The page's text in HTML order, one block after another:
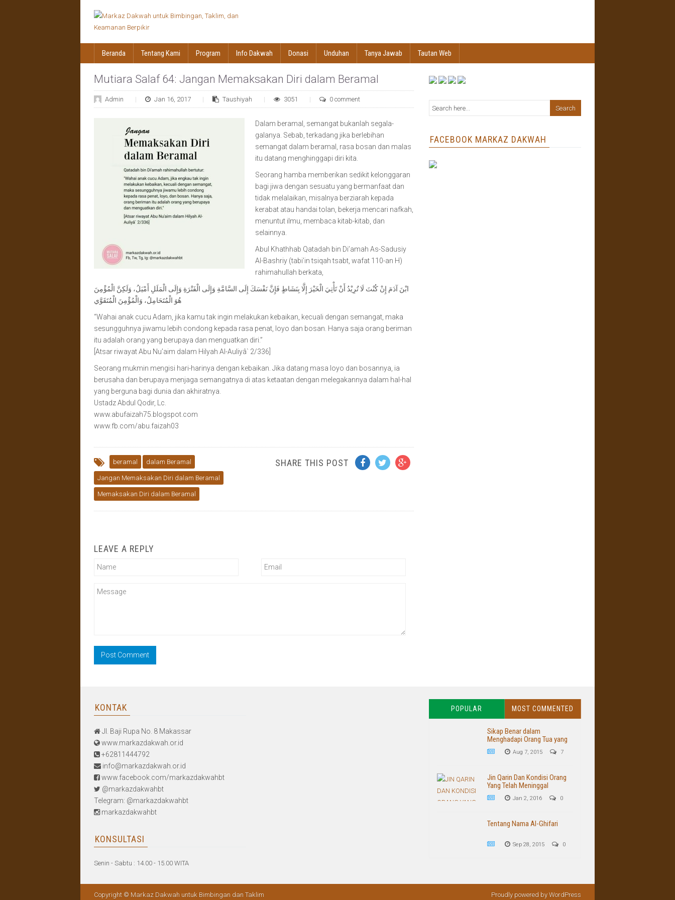
Beranda Tentang Kami Program Info Dakwah Donasi Unduhan Tanya Jawab Tautan Web
Mutiara Salaf 64: Jangan Memaksakan Diri dalam Beramal
Admin Jan 16, 2017 Taushiyah 3051 0 comment
Dalam beramal, semangat bukanlah segala-
galanya. Sebab, terkadang jika berlebihan
semangat dalam beramal, rasa bosan dan malas
itu datang menghinggapi diri kita.
Seorang hamba memberikan sedikit kelonggaran
bagi jiwa dengan sesuatu yang bermanfaat dan
tidak melalaikan, misalnya berziarah kepada
kerabat atau handai tolan, bekerja mencari nafkah,
menuntut ilmu, membaca kitab-kitab, dan
selainnya.
Abul Khathhab Qatadah bin Di’amah As-Sadusiy
Al-Bashriy (tabi’in tsiqah tsabt, wafat 110-an H)
rahimahullah berkata,
ابْنَ آدَمَ إِنْ كُنْتَ لَا تُرِيْدُ أَنْ تَأْتِيَ الْخَيْرَ إِلَّا بِنَشَاطٍ فَإِنَّ نَفْسَكَ إِلَى السَّامَّةِ وَإِلَى الْفَتْرَةِ وَإِلَى الْمَلَلِ أَمْيَلُ، وَلَكِنَّ الْمُؤْمِنَ
هُوَ الْمُتَحَامِلُ، وَالْمُؤْمِنَ الْمُتَقَوَّي
“Wahai anak cucu Adam, jika kamu tak ingin melakukan kebaikan, kecuali dengan semangat, maka
sesungguhnya jiwamu lebih condong kepada rasa penat, loyo dan bosan. Hanya saja orang beriman
itu adalah orang yang berupaya dan menguatkan diri.”
[Atsar riwayat Abu Nu’aim dalam Hilyah Al-Auliyâ` 2/336]
Seorang mukmin mengisi hari-harinya dengan kebaikan. Jika datang masa loyo dan bosannya, ia
berusaha dan berupaya menjaga semangatnya di atas ketaatan dengan melegakannya dalam hal-hal
yang berguna bagi dunia dan akhiratnya.
Ustadz Abdul Qodir, Lc.
www.abufaizah75.blogspot.com
www.fb.com/abu.faizah03
beramal dalam Beramal
Jangan Memaksakan Diri dalam Beramal
Memaksakan Diri dalam Beramal
SHARE THIS POST
LEAVE A REPLY
FACEBOOK MARKAZ DAKWAH
KONTAK
Jl. Baji Rupa No. 8 Makassar
www.markazdakwah.or.id
+62811444792
info@markazdakwah.or.id
www.facebook.com/markazdakwahbt
@markazdakwahbt
Telegram: @markazdakwahbt
markazdakwahbt
KONSULTASI
Senin - Sabtu : 14.00 - 15.00 WITA
POPULAR MOST COMMENTED
Sikap Benar dalam
Menghadapi Orang Tua yang
Buruk dan Kasar
Aug 7, 2015 7
Jin Qarin Dan Kondisi Orang
Yang Telah Meninggal
Jan 2, 2016 0
Tentang Nama Al-Ghifari
Sep 28, 2015 0
Copyright © Markaz Dakwah untuk Bimbingan dan Taklim Proudly powered by WordPress